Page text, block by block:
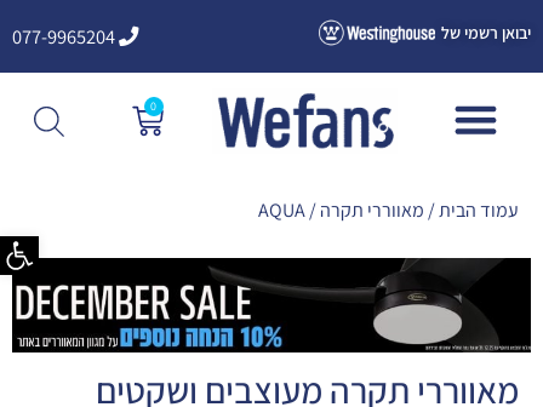
פתח
לתוכן
יבואן רשמי של 077-9965204
0
עגלת
קניות
עמוד הבית/ מאווררי תקרה/ AQUA
מאווררי תקרה מעוצבים ושקטים